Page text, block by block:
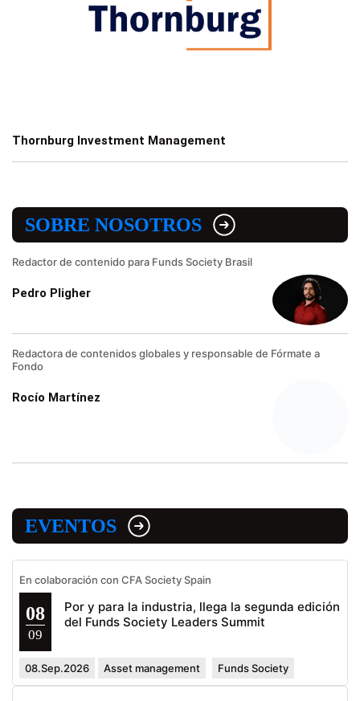
Thornburg Investment Management
SOBRE NOSOTROS
Redactor de contenido para Funds Society Brasil
Pedro Pligher
Redactora de contenidos globales y responsable de Fórmate a
Fondo
Rocío Martínez
EVENTOS
En colaboración con CFA Society Spain
08
09
Por y para la industria, llega la segunda edición
del Funds Society Leaders Summit
08.Sep.2026 Asset management Funds Society